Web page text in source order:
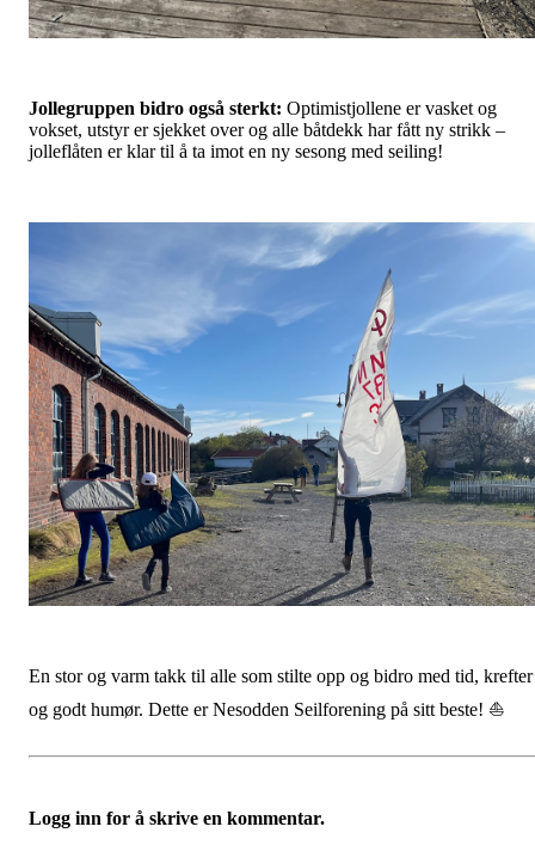
Jollegruppen bidro også sterkt: Optimistjollene er vasket og
vokset, utstyr er sjekket over og alle båtdekk har fått ny strikk –
jolleflåten er klar til å ta imot en ny sesong med seiling!
En stor og varm takk til alle som stilte opp og bidro med tid, krefter
og godt humør. Dette er Nesodden Seilforening på sitt beste! ⛵
Logg inn for å skrive en kommentar.